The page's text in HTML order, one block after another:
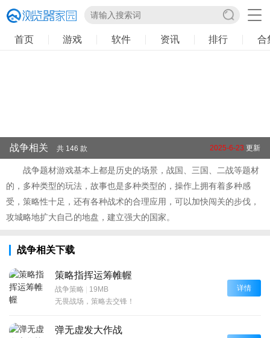
首页 游戏 软件 资讯 排行 合
战争相关 共 146 款 2025-6-23 更新
战争题材游戏基本上都是历史的场景，战国、三国、二战等题材
的，多种类型的玩法，故事也是多种类型的，操作上拥有着多种感
受，策略性十足，还有各种战术的合理应用，可以加快闯关的步伐，
攻城略地扩大自己的地盘，建立强大的国家。
战争相关下载
策略指挥运筹帷幄
战争策略
19MB
无畏战场，策略去交锋！
详情
弹无虚发大作战